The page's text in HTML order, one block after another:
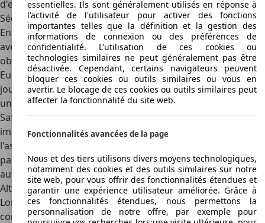
d'efficacité colorée.
Sécurité
En termes de sécurité, la Toyota Auris Hybrid est en phase
avec son temps. Après son lancement en 2013, elle a
obtenu la notemaximale de cinq étoiles aux crash-tests de
Euro NCAP. Ce classement est bien sûr très daté de nos
jours, mais avec le facelift de 2015, Toyota a offert à l'Auris
une série de nouveaux systèmes de sécurité. Si le pack
Safety Sense
immédiatement l'assistance au maintien dans la voie,
l'assistant au freinage d'urgence, la reconnaissance des
panneaux de signalisation et les feux de route
automatiques.
Alternatives
Lors de son lancement, la Toyota Auris était en
concurrence dans le segment C avec des rivales telles que
essentielles. Ils sont généralement utilisés en réponse à
l'activité de l'utilisateur pour activer des fonctions
importantes telles que la définition et la gestion des
informations de connexion ou des préférences de
confidentialité. L'utilisation de ces cookies ou
technologies similaires ne peut généralement pas être
désactivée. Cependant, certains navigateurs peuvent
bloquer ces cookies ou outils similaires ou vous en
avertir. Le blocage de ces cookies ou outils similaires peut
affecter la fonctionnalité du site web.
Fonctionnalités avancées de la page
Nous et des tiers utilisons divers moyens technologiques,
notamment des cookies et des outils similaires sur notre
site web, pour vous offrir des fonctionnalités étendues et
garantir une expérience utilisateur améliorée. Grâce à
ces fonctionnalités étendues, nous permettons la
personnalisation de notre offre, par exemple pour